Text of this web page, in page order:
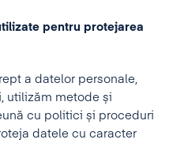
pentru protejarea
a datelor personale,
utilizăm metode și
cu politici și proceduri
datele cu caracter